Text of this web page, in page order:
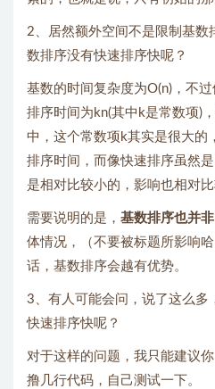
2、居然额外空间不是限制基数
数排序没有快速排序快呢？
基数的时间复杂度为O(n)，不
排序时间为kn(其中k是常数项)
中，这个常数项k其实是很大的
排序时间，而像快速排序虽然
是相对比较小的，影响也相对比
需要说明的是， 基数排序也并
体情况，（不要被标题所影响
话，基数排序会越有优势。
3、有人可能会问，说了这么多
快速排序快呢？
对于这样的问题，我只能建议
撸几行代码，自己测试一下。